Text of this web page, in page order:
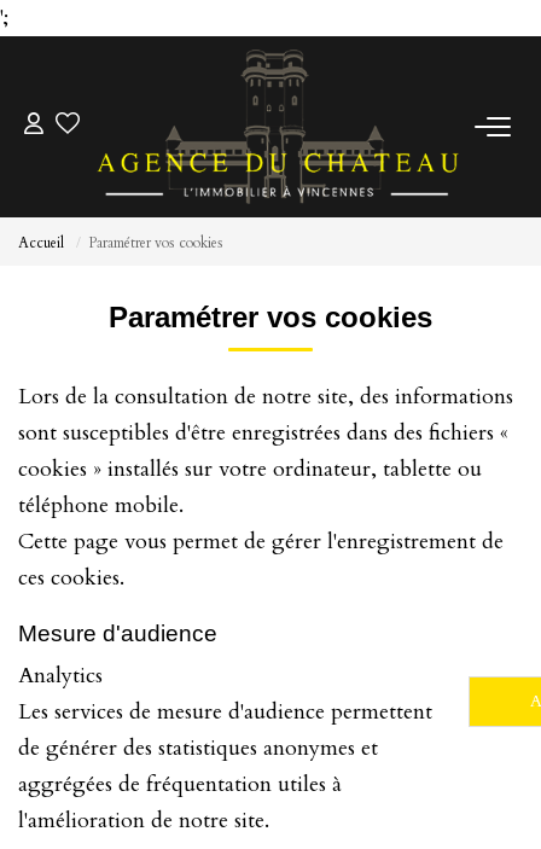
';
ACCUEIL
Prendre Rendez Vous
Accueil Paramétrer vos cookies
Paramétrer vos cookies
Lors de la consultation de notre site, des informations
sont susceptibles d'être enregistrées dans des fichiers «
cookies » installés sur votre ordinateur, tablette ou
téléphone mobile.
Cette page vous permet de gérer l'enregistrement de
ces cookies.
Mesure d'audience
Analytics
Les services de mesure d'audience permettent
de générer des statistiques anonymes et
aggrégées de fréquentation utiles à
l'amélioration de notre site.